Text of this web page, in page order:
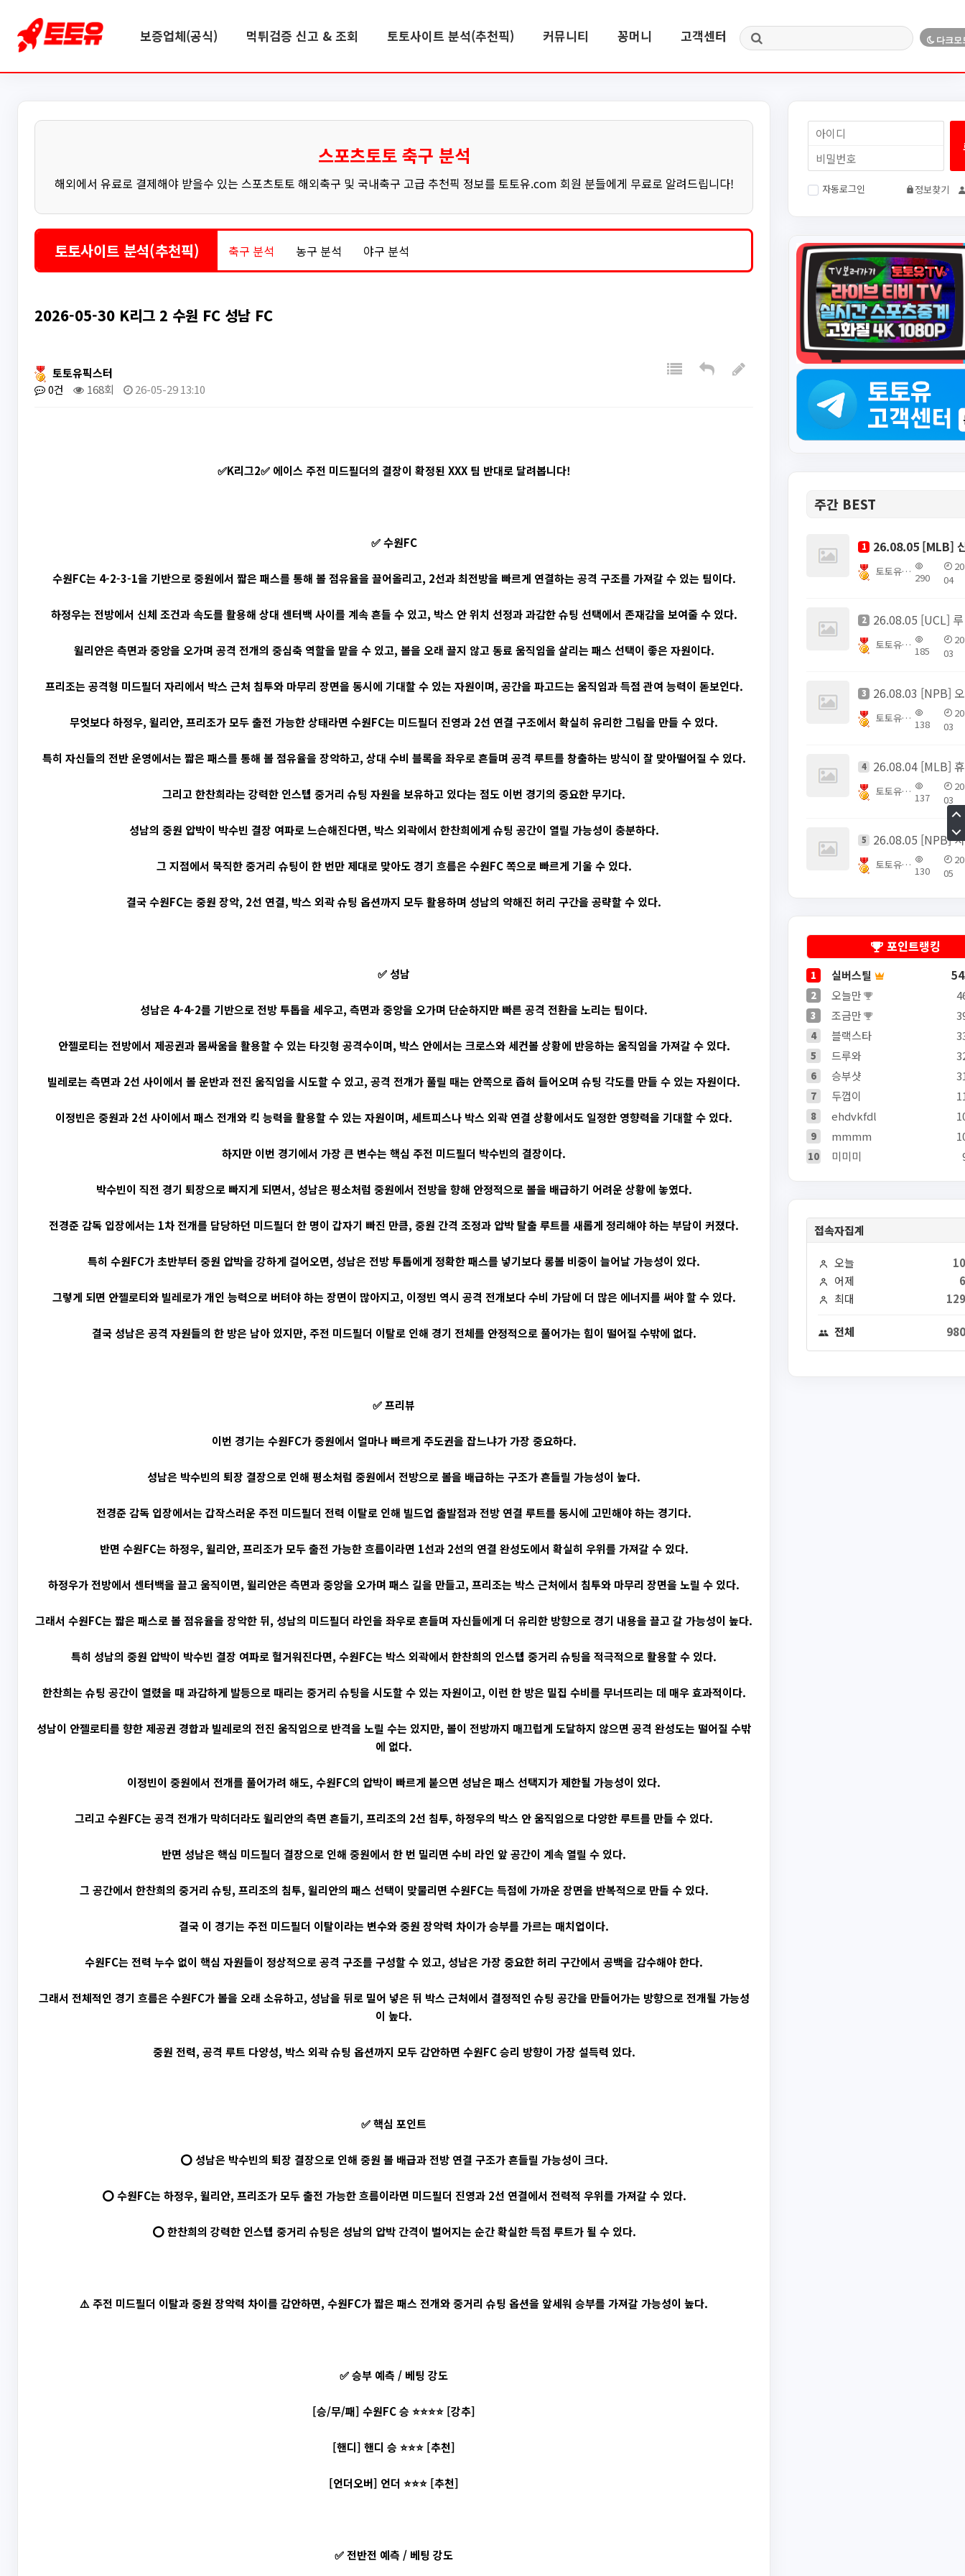
보증업체(공식) 먹튀검증 신고 & 조회 토토사이트 분석(추천픽) 커뮤니티 꽁머니 고객센터
스포츠토토 축구 분석
해외에서 유료로 결제해야 받을수 있는 스포츠토토 해외축구 및 국내축구 고급 추천픽 정보를 토토유.com 회원 분들에게 무료로 알려드립니다!
토토사이트 분석(추천픽) 축구 분석 농구 분석 야구 분석
2026-05-30 K리그 2 수원 FC 성남 FC
토토유픽스터
0건
168회 26-05-29 13:10
✅K리그2✅ 에이스 주전 미드필더의 결장이 확정된 XXX 팀 반대로 달려봅니다!
✅ 수원FC
수원FC는 4-2-3-1을 기반으로 중원에서 짧은 패스를 통해 볼 점유율을 끌어올리고, 2선과 최전방을 빠르게 연결하는 공격 구조를 가져갈 수 있는 팀이다.
하정우는 전방에서 신체 조건과 속도를 활용해 상대 센터백 사이를 계속 흔들 수 있고, 박스 안 위치 선정과 과감한 슈팅 선택에서 존재감을 보여줄 수 있다.
윌리안은 측면과 중앙을 오가며 공격 전개의 중심축 역할을 맡을 수 있고, 볼을 오래 끌지 않고 동료 움직임을 살리는 패스 선택이 좋은 자원이다.
프리조는 공격형 미드필더 자리에서 박스 근처 침투와 마무리 장면을 동시에 기대할 수 있는 자원이며, 공간을 파고드는 움직임과 득점 관여 능력이 돋보인다.
무엇보다 하정우, 윌리안, 프리조가 모두 출전 가능한 상태라면 수원FC는 미드필더 진영과 2선 연결 구조에서 확실히 유리한 그림을 만들 수 있다.
특히 자신들의 전반 운영에서는 짧은 패스를 통해 볼 점유율을 장악하고, 상대 수비 블록을 좌우로 흔들며 공격 루트를 창출하는 방식이 잘 맞아떨어질 수 있다.
그리고 한찬희라는 강력한 인스텝 중거리 슈팅 자원을 보유하고 있다는 점도 이번 경기의 중요한 무기다.
성남의 중원 압박이 박수빈 결장 여파로 느슨해진다면, 박스 외곽에서 한찬희에게 슈팅 공간이 열릴 가능성이 충분하다.
그 지점에서 묵직한 중거리 슈팅이 한 번만 제대로 맞아도 경기 흐름은 수원FC 쪽으로 빠르게 기울 수 있다.
결국 수원FC는 중원 장악, 2선 연결, 박스 외곽 슈팅 옵션까지 모두 활용하며 성남의 약해진 허리 구간을 공략할 수 있다.
✅ 성남
성남은 4-4-2를 기반으로 전방 투톱을 세우고, 측면과 중앙을 오가며 단순하지만 빠른 공격 전환을 노리는 팀이다.
안젤로티는 전방에서 제공권과 몸싸움을 활용할 수 있는 타깃형 공격수이며, 박스 안에서는 크로스와 세컨볼 상황에 반응하는 움직임을 가져갈 수 있다.
빌레로는 측면과 2선 사이에서 볼 운반과 전진 움직임을 시도할 수 있고, 공격 전개가 풀릴 때는 안쪽으로 좁혀 들어오며 슈팅 각도를 만들 수 있는 자원이다.
이정빈은 중원과 2선 사이에서 패스 전개와 킥 능력을 활용할 수 있는 자원이며, 세트피스나 박스 외곽 연결 상황에서도 일정한 영향력을 기대할 수 있다.
하지만 이번 경기에서 가장 큰 변수는 핵심 주전 미드필더 박수빈의 결장이다.
박수빈이 직전 경기 퇴장으로 빠지게 되면서, 성남은 평소처럼 중원에서 전방을 향해 안정적으로 볼을 배급하기 어려운 상황에 놓였다.
전경준 감독 입장에서는 1차 전개를 담당하던 미드필더 한 명이 갑자기 빠진 만큼, 중원 간격 조정과 압박 탈출 루트를 새롭게 정리해야 하는 부담이 커졌다.
특히 수원FC가 초반부터 중원 압박을 강하게 걸어오면, 성남은 전방 투톱에게 정확한 패스를 넣기보다 롱볼 비중이 늘어날 가능성이 있다.
그렇게 되면 안젤로티와 빌레로가 개인 능력으로 버텨야 하는 장면이 많아지고, 이정빈 역시 공격 전개보다 수비 가담에 더 많은 에너지를 써야 할 수 있다.
결국 성남은 공격 자원들의 한 방은 남아 있지만, 주전 미드필더 이탈로 인해 경기 전체를 안정적으로 풀어가는 힘이 떨어질 수밖에 없다.
✅ 프리뷰
이번 경기는 수원FC가 중원에서 얼마나 빠르게 주도권을 잡느냐가 가장 중요하다.
성남은 박수빈의 퇴장 결장으로 인해 평소처럼 중원에서 전방으로 볼을 배급하는 구조가 흔들릴 가능성이 높다.
전경준 감독 입장에서는 갑작스러운 주전 미드필더 전력 이탈로 인해 빌드업 출발점과 전방 연결 루트를 동시에 고민해야 하는 경기다.
반면 수원FC는 하정우, 윌리안, 프리조가 모두 출전 가능한 흐름이라면 1선과 2선의 연결 완성도에서 확실히 우위를 가져갈 수 있다.
하정우가 전방에서 센터백을 끌고 움직이면, 윌리안은 측면과 중앙을 오가며 패스 길을 만들고, 프리조는 박스 근처에서 침투와 마무리 장면을 노릴 수 있다.
그래서 수원FC는 짧은 패스로 볼 점유율을 장악한 뒤, 성남의 미드필더 라인을 좌우로 흔들며 자신들에게 더 유리한 방향으로 경기 내용을 끌고 갈 가능성이 높다.
특히 성남의 중원 압박이 박수빈 결장 여파로 헐거워진다면, 수원FC는 박스 외곽에서 한찬희의 인스텝 중거리 슈팅을 적극적으로 활용할 수 있다.
한찬희는 슈팅 공간이 열렸을 때 과감하게 발등으로 때리는 중거리 슈팅을 시도할 수 있는 자원이고, 이런 한 방은 밀집 수비를 무너뜨리는 데 매우 효과적이다.
성남이 안젤로티를 향한 제공권 경합과 빌레로의 전진 움직임으로 반격을 노릴 수는 있지만, 볼이 전방까지 매끄럽게 도달하지 않으면 공격 완성도는 떨어질 수밖
에 없다.
이정빈이 중원에서 전개를 풀어가려 해도, 수원FC의 압박이 빠르게 붙으면 성남은 패스 선택지가 제한될 가능성이 있다.
그리고 수원FC는 공격 전개가 막히더라도 윌리안의 측면 흔들기, 프리조의 2선 침투, 하정우의 박스 안 움직임으로 다양한 루트를 만들 수 있다.
반면 성남은 핵심 미드필더 결장으로 인해 중원에서 한 번 밀리면 수비 라인 앞 공간이 계속 열릴 수 있다.
그 공간에서 한찬희의 중거리 슈팅, 프리조의 침투, 윌리안의 패스 선택이 맞물리면 수원FC는 득점에 가까운 장면을 반복적으로 만들 수 있다.
결국 이 경기는 주전 미드필더 이탈이라는 변수와 중원 장악력 차이가 승부를 가르는 매치업이다.
수원FC는 전력 누수 없이 핵심 자원들이 정상적으로 공격 구조를 구성할 수 있고, 성남은 가장 중요한 허리 구간에서 공백을 감수해야 한다.
그래서 전체적인 경기 흐름은 수원FC가 볼을 오래 소유하고, 성남을 뒤로 밀어 넣은 뒤 박스 근처에서 결정적인 슈팅 공간을 만들어가는 방향으로 전개될 가능성
이 높다.
중원 전력, 공격 루트 다양성, 박스 외곽 슈팅 옵션까지 모두 감안하면 수원FC 승리 방향이 가장 설득력 있다.
✅ 핵심 포인트
⭕ 성남은 박수빈의 퇴장 결장으로 인해 중원 볼 배급과 전방 연결 구조가 흔들릴 가능성이 크다.
⭕ 수원FC는 하정우, 윌리안, 프리조가 모두 출전 가능한 흐름이라면 미드필더 진영과 2선 연결에서 전력적 우위를 가져갈 수 있다.
⭕ 한찬희의 강력한 인스텝 중거리 슈팅은 성남의 압박 간격이 벌어지는 순간 확실한 득점 루트가 될 수 있다.
⚠️ 주전 미드필더 이탈과 중원 장악력 차이를 감안하면, 수원FC가 짧은 패스 전개와 중거리 슈팅 옵션을 앞세워 승부를 가져갈 가능성이 높다.
✅ 승부 예측 / 베팅 강도
[승/무/패] 수원FC 승 ⭐⭐⭐⭐ [강추]
[핸디] 핸디 승 ⭐⭐⭐ [추천]
[언더오버] 언더 ⭐⭐⭐ [추천]
✅ 전반전 예측 / 베팅 강도
자동로그인 정보찾기
주간 BEST
1
토토유픽스터 290
04
2
토토유픽스터 185
03
3
토토유픽스터 138
03
4
토토유픽스터 137
03
5
토토유픽스터 130
05
포인트랭킹
1 실버스틸
2 오늘만
3 조금만
4 블랙스타
5 드루와
6 승부샷
7 두껍이
8 ehdvkfdl
9 mmmm
10 미미미
접속자집계
오늘
어제
최대
전체